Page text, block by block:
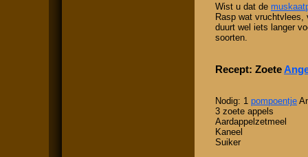
Wist u dat de
Rasp wat vruchtvlees,
duurt wel iets langer
soorten.
Recept: Zoete
Nodig: 1 pompoentje
3 zoete appels
Aardappelzetmeel
Kaneel
Suiker